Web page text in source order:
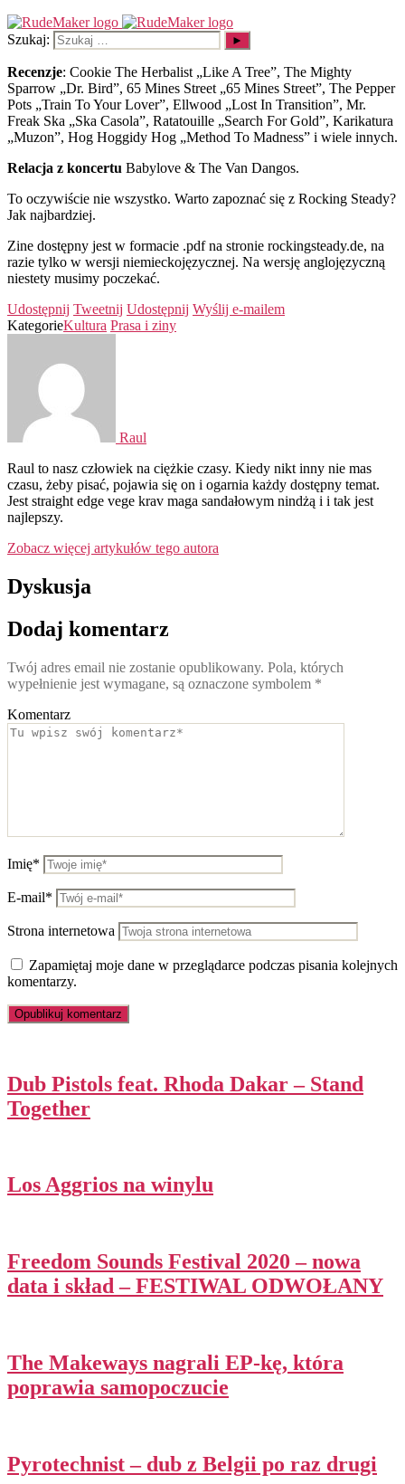
Szukaj:
Recenzje: Cookie The Herbalist „Like A Tree”, The Mighty
Sparrow „Dr. Bird”, 65 Mines Street „65 Mines Street”, The Pepper
Pots „Train To Your Lover”, Ellwood „Lost In Transition”, Mr.
Freak Ska „Ska Casola”, Ratatouille „Search For Gold”, Karikatura
„Muzon”, Hog Hoggidy Hog „Method To Madness” i wiele innych.
Relacja z koncertu Babylove & The Van Dangos.
To oczywiście nie wszystko. Warto zapoznać się z Rocking Steady?
Jak najbardziej.
Zine dostępny jest w formacie .pdf na stronie rockingsteady.de, na
razie tylko w wersji niemieckojęzycznej. Na wersję anglojęzyczną
niestety musimy poczekać.
Udostępnij Tweetnij Udostępnij Wyślij e-mailem
KategorieKultura Prasa i ziny
Raul
Raul to nasz człowiek na ciężkie czasy. Kiedy nikt inny nie mas
czasu, żeby pisać, pojawia się on i ogarnia każdy dostępny temat.
Jest straight edge vege krav maga sandałowym nindżą i i tak jest
najlepszy.
Zobacz więcej artykułów tego autora
Dyskusja
Dodaj komentarz
Twój adres email nie zostanie opublikowany. Pola, których
wypełnienie jest wymagane, są oznaczone symbolem *
Komentarz
Imię*
E-mail*
Strona internetowa
Zapamiętaj moje dane w przeglądarce podczas pisania kolejnych
komentarzy.
Dub Pistols feat. Rhoda Dakar – Stand
Together
Los Aggrios na winylu
Freedom Sounds Festival 2020 – nowa
data i skład – FESTIWAL ODWOŁANY
The Makeways nagrali EP-kę, która
poprawia samopoczucie
Pyrotechnist – dub z Belgii po raz drugi